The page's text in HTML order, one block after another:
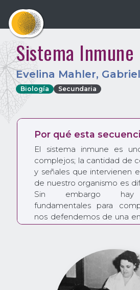
Sistema Inmune
Evelina Mahler,
Biología Secundaria
Por qué esta
El sistema inmune es
complejos; la cantidad de
y señales que intervienen
de nuestro organismo es
Sin embargo hay
fundamentales para
nos defendemos de una
importancia de las
de que guardemos
infecciones pasadas. El
oportunidad de explorar
históricos para